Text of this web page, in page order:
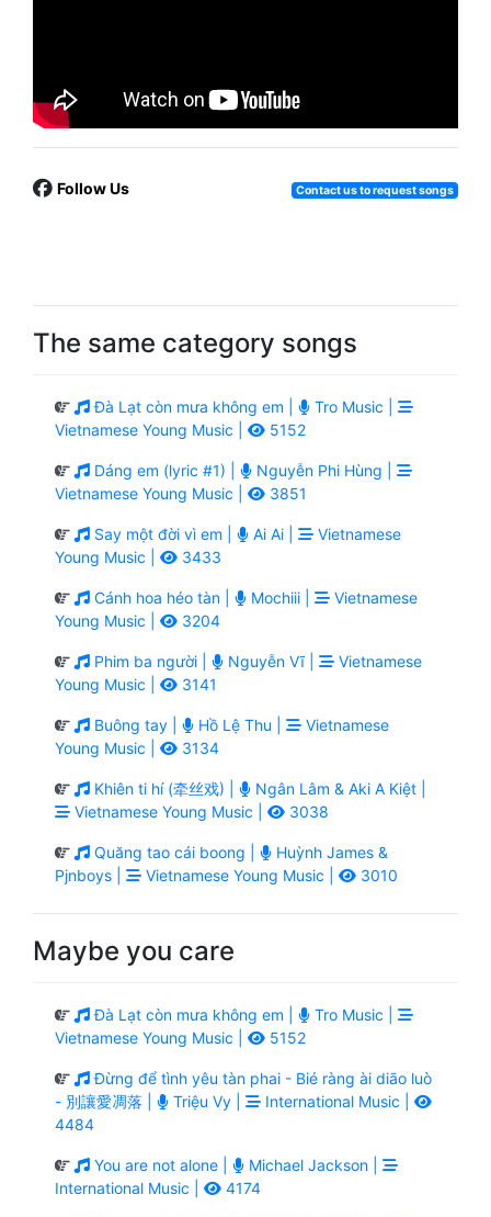
Follow Us Contact us to request songs
The same category songs
Đà Lạt còn mưa không em |
Tro Music |
Vietnamese Young Music |
5152
Dáng em (lyric #1) |
Nguyễn Phi Hùng |
Vietnamese Young Music |
3851
Say một đời vì em | Ai Ai |
Vietnamese
Young Music |
3433
Cánh hoa héo tàn | Mochiii |
Vietnamese
Young Music |
3204
Phim ba người | Nguyễn Vĩ |
Vietnamese
Young Music |
3141
Buông tay | Hồ Lệ Thu |
Vietnamese
Young Music |
3134
Khiên ti hí (牵丝戏) |
Ngân Lâm & Aki A Kiệt |
Vietnamese Young Music |
3038
Quăng tao cái boong |
Huỳnh James &
Pjnboys |
Vietnamese Young Music | 3010
Maybe you care
Đà Lạt còn mưa không em |
Tro Music |
Vietnamese Young Music |
5152
Đừng để tình yêu tàn phai - Bié ràng ài diāo luò
- 別讓愛凋落 |
Triệu Vy |
International Music |
4484
You are not alone |
Michael Jackson |
International Music |
4174